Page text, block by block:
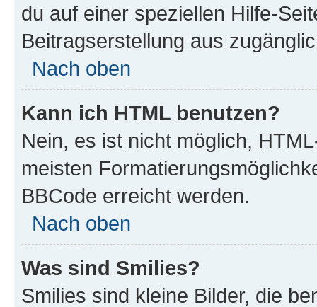
du auf einer speziellen Hilfe-
Beitragserstellung aus
Nach oben
Kann ich HTML benutzen?
Nein, es ist nicht möglich,
meisten
BBCode erreicht werden.
Nach oben
Was sind Smilies?
Smilies sind kleine Bilder, die